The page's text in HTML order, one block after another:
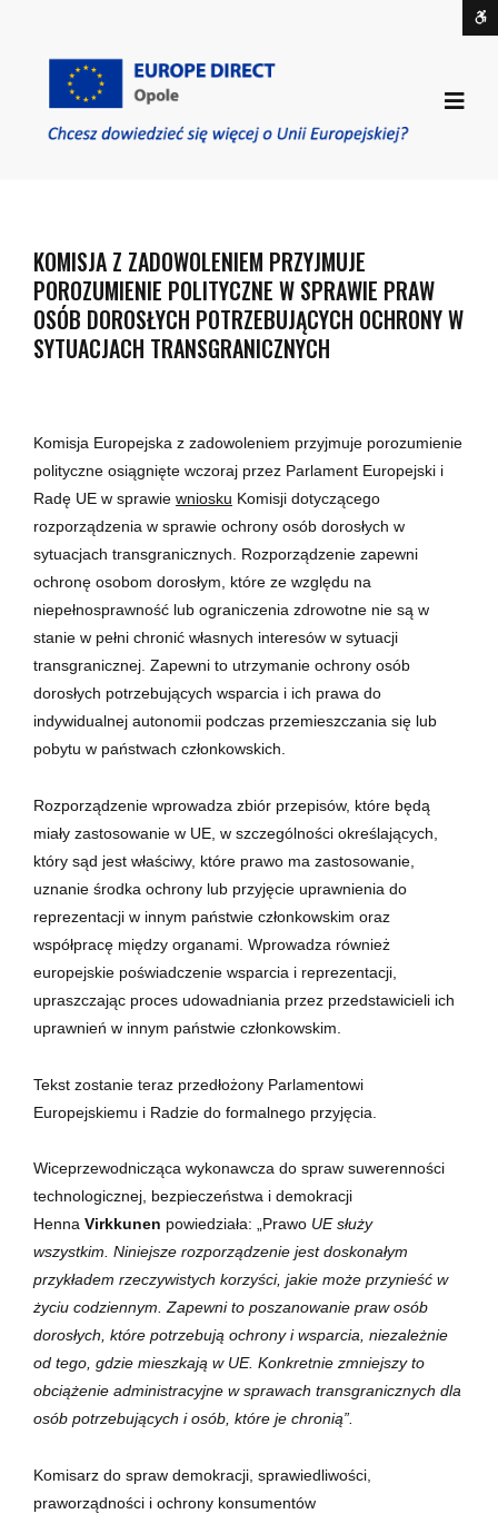
zadowoleniem
porozumienie
dorosłych
potrzebujących
ochrony
EUROPE
DOMYŚLNY
ŻÓŁTY
KONTRAST
ZMNIEJSZPOWIĘKSZCZCIONKADOMYŚLNA
KOMISJA Z ZADOWOLENIEM PRZYJMUJE
POROZUMIENIE POLITYCZNE W SPRAWIE PRAW
OSÓB DOROSŁYCH POTRZEBUJĄCYCH OCHRONY W
SYTUACJACH TRANSGRANICZNYCH
Komisja Europejska z zadowoleniem przyjmuje porozumienie
polityczne osiągnięte wczoraj przez Parlament Europejski i
Radę UE w sprawie wniosku Komisji dotyczącego
rozporządzenia w sprawie ochrony osób dorosłych w
sytuacjach transgranicznych. Rozporządzenie zapewni
ochronę osobom dorosłym, które ze względu na
niepełnosprawność lub ograniczenia zdrowotne nie są w
stanie w pełni chronić własnych interesów w sytuacji
transgranicznej. Zapewni to utrzymanie ochrony osób
dorosłych potrzebujących wsparcia i ich prawa do
indywidualnej autonomii podczas przemieszczania się lub
pobytu w państwach członkowskich.
Rozporządzenie wprowadza zbiór przepisów, które będą
miały zastosowanie w UE, w szczególności określających,
który sąd jest właściwy, które prawo ma zastosowanie,
uznanie środka ochrony lub przyjęcie uprawnienia do
reprezentacji w innym państwie członkowskim oraz
współpracę między organami. Wprowadza również
europejskie poświadczenie wsparcia i reprezentacji,
upraszczając proces udowadniania przez przedstawicieli ich
uprawnień w innym państwie członkowskim.
Tekst zostanie teraz przedłożony Parlamentowi
Europejskiemu i Radzie do formalnego przyjęcia.
Wiceprzewodnicząca wykonawcza do spraw suwerenności
technologicznej, bezpieczeństwa i demokracji
Henna Virkkunen powiedziała: „Prawo UE służy
wszystkim. Niniejsze rozporządzenie jest doskonałym
przykładem rzeczywistych korzyści, jakie może przynieść w
życiu codziennym. Zapewni to poszanowanie praw osób
dorosłych, które potrzebują ochrony i wsparcia, niezależnie
od tego, gdzie mieszkają w UE. Konkretnie zmniejszy to
obciążenie administracyjne w sprawach transgranicznych dla
osób potrzebujących i osób, które je chronią”.
Komisarz do spraw demokracji, sprawiedliwości,
praworządności i ochrony konsumentów